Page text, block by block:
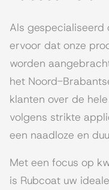
Als
ervoor dat onze
worden
het Noord-
klanten over de
volgens strikte
een naadloze en
Met een focus op
is Rubcoat uw